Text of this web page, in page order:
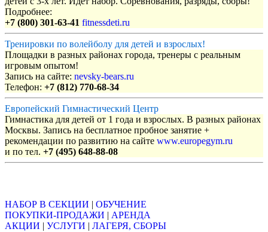
Подробнее:
+7 (800) 301-63-41 fitnessdeti.ru
Тренировки по волейболу для детей и взрослых!
Площадки в разных районах города, тренеры с реальным
игровым опытом!
Запись на сайте: nevsky-bears.ru
Телефон: +7 (812) 770-68-34
Европейский Гимнастический Центр
Гимнастика для детей от 1 года и взрослых. В разных районах
Москвы. Запись на бесплатное пробное занятие +
рекомендации по развитию на сайте www.europegym.ru
и по тел. +7 (495) 648-88-08
НАБОР В СЕКЦИИ | ОБУЧЕНИЕ
ПОКУПКИ-ПРОДАЖИ | АРЕНДА
АКЦИИ | УСЛУГИ | ЛАГЕРЯ, СБОРЫ